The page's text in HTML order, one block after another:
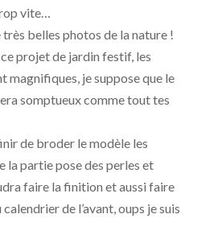
vite…
très belles photos de la nature !
projet de jardin festif, les
magnifiques, je suppose que le
somptueux comme tout tes
de broder le modèle les
la partie pose des perles et
faire la finition et aussi faire
de l’avant, oups je suis